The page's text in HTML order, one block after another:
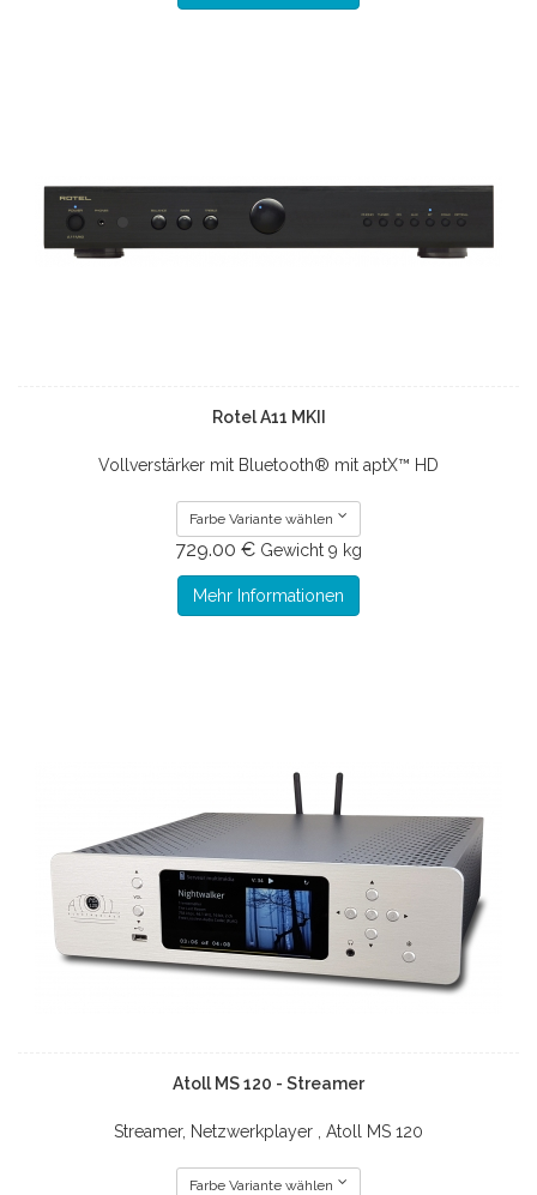
Rotel A11 MKII
Vollverstärker mit Bluetooth® mit aptX™ HD
Farbe Variante wählen
729.00 € Gewicht 9 kg
Mehr Informationen
Atoll MS 120 - Streamer
Streamer, Netzwerkplayer , Atoll MS 120
Farbe Variante wählen